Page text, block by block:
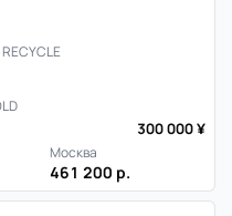
RECYCLE
300 000 ¥
Москва
461 200 р.